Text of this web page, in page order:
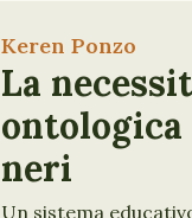
Keren Ponzo
La
neri
Un sistema